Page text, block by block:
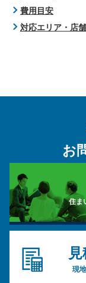
費用目安
対応エリア・店
お
住ま
現